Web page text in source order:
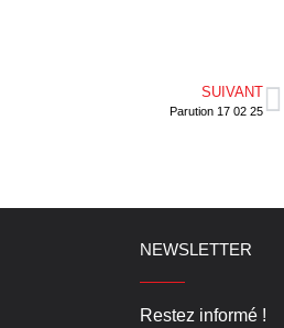
SUIVANT
Parution 17 02 25
NEWSLETTER
Restez informé !